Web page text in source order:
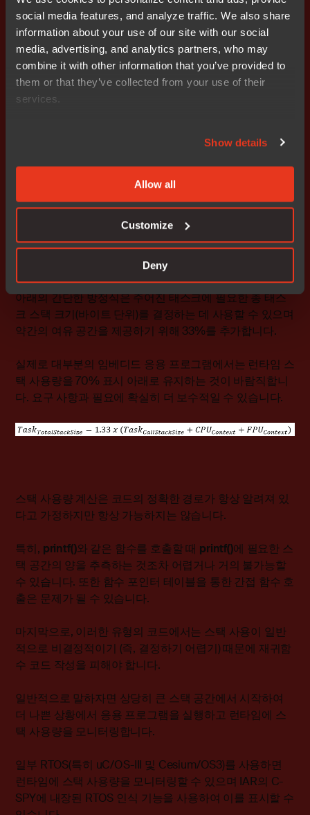
social media features, and analyze traffic. We also share
information about your use of our site with our social
media, advertising, and analytics partners, who may
combine it with other information that you’ve provided to
them or that they’ve collected from your use of their
services.
Show details
Allow all
Customize
Deny
그림 2 – IAR 링커 구성 옵션
3) 중첩된 각 ISR에 대하여 또 다른 전체 CPU 컨텍스트의
스토리지 (CPU에 ISR을 처리할 별도의 스택이 없는 경우)
4) 해당 ISR에서 사용되는 로컬 변수에 필요한 스택 공간.
아래의 간단한 방정식은 주어진 태스크에 필요한 총 태스
크 스택 크기(바이트 단위)를 결정하는 데 사용할 수 있으며
약간의 여유 공간을 제공하기 위해 33%를 추가합니다.
실제로 대부분의 임베디드 응용 프로그램에서는 런타임 스
택 사용량을 70% 표시 아래로 유지하는 것이 바람직합니
다. 요구 사항과 필요에 확실히 더 보수적일 수 있습니다.
스택 사용량 계산은 코드의 정확한 경로가 항상 알려져 있
다고 가정하지만 항상 가능하지는 않습니다.
특히, printf()와 같은 함수를 호출할 때 printf()에 필요한 스
택 공간의 양을 추측하는 것조차 어렵거나 거의 불가능할
수 있습니다. 또한 함수 포인터 테이블을 통한 간접 함수 호
출은 문제가 될 수 있습니다.
마지막으로, 이러한 유형의 코드에서는 스택 사용이 일반
적으로 비결정적이기 (즉, 결정하기 어렵기) 때문에 재귀함
수 코드 작성을 피해야 합니다.
일반적으로 말하자면 상당히 큰 스택 공간에서 시작하여
더 나쁜 상황에서 응용 프로그램을 실행하고 런타임에 스
택 사용량을 모니터링합니다.
일부 RTOS(특히 uC/OS-III 및 Cesium/OS3)를 사용하면
런타임에 스택 사용량을 모니터링할 수 있으며 IAR의 C-
SPY에 내장된 RTOS 인식 기능을 사용하여 이를 표시할 수